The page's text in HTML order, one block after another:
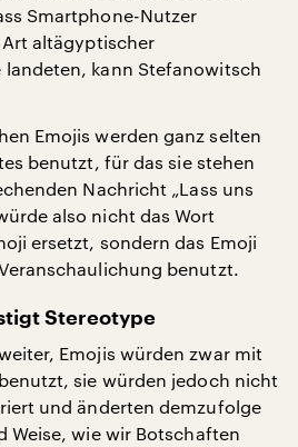
Smartphone-Nutzer
altägyptischer
kann Stefanowitsch
Emojis werden ganz selten
benutzt, für das sie stehen
Nachricht „Lass uns
also nicht das Wort
ersetzt, sondern das Emoji
benutzt.
Stereotype
Emojis würden zwar mit
sie würden jedoch nicht
und änderten demzufolge
Weise, wie wir Botschaften